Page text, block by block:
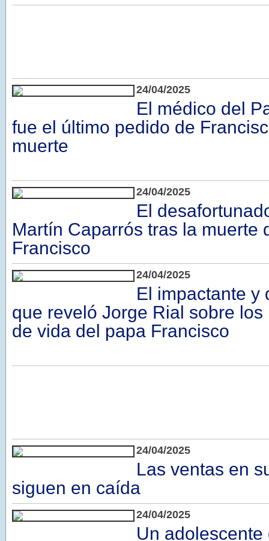
24/04/2025
El médico del
fue el último pedido de
muerte
24/04/2025
El
Martín Caparrós tras la muerte
Francisco
24/04/2025
El impactante y
que reveló Jorge Rial sobre
de vida del papa Francisco
24/04/2025
Las ventas en
siguen en caída
24/04/2025
Un